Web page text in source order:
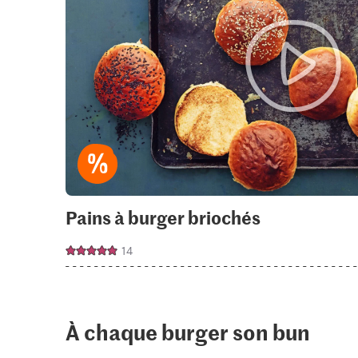
Pains à burger briochés
14
À chaque burger son bun